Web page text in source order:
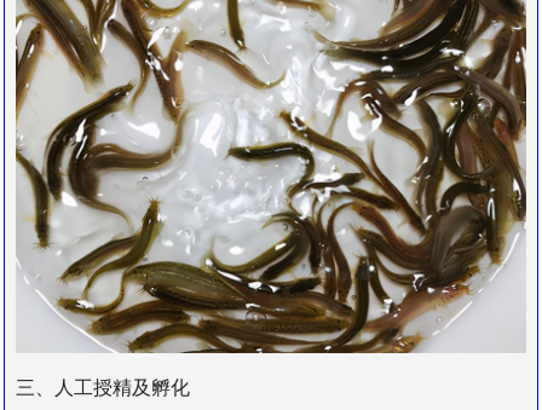
三、人工授精及孵化